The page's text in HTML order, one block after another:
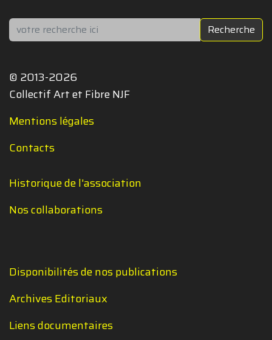
Rechercher Recherche
© 2013-2026
Collectif Art et Fibre NJF
Mentions légales
Contacts
Historique de l'association
Nos collaborations
Disponibilités de nos publications
Archives Editoriaux
Liens documentaires